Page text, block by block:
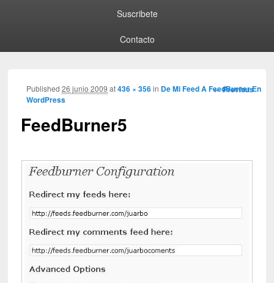
Suscribete
Contacto
Image
← Previous
FeedBurner5
Published26 junio 2009 at436 × 356in De Mi Feed A FeedBurner En
WordPress